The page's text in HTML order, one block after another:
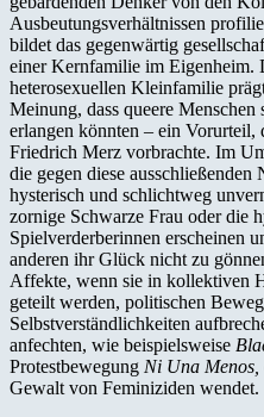
Ausbeutungsverhältnissen
bildet das gegenwärtig
einer Kernfamilie im Eigenheim.
heterosexuellen Kleinfamilie
Meinung, dass queere
erlangen könnten – ein
Friedrich Merz vorbrachte. Im
die gegen diese
hysterisch und schlichtweg
zornige Schwarze Frau oder die
Spielverderberinnen erscheinen
anderen ihr Glück nicht zu
Affekte, wenn sie in kollektiven
geteilt werden, politischen
Selbstverständlichkeiten
anfechten, wie beispielsweise
Protestbewegung Ni Una Menos,
Gewalt von Feminiziden wendet.